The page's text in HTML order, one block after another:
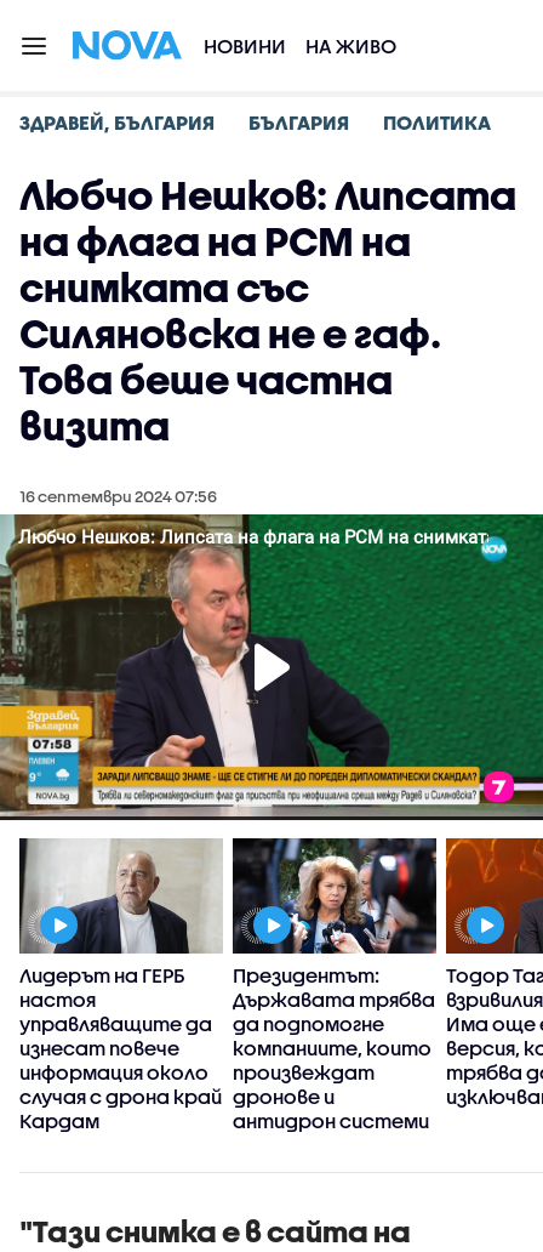
НОВИНИ НА ЖИВО
ЗДРАВЕЙ, БЪЛГАРИЯ БЪЛГАРИЯ ПОЛИТИКА
Любчо Нешков: Липсата
на флага на РСМ на
снимката със
Силяновска не е гаф.
Това беше частна
визита
16 септември 2024 07:56
Лидерът на ГЕРБ
настоя
управляващите да
изнесат повече
информация около
случая с дрона край
Кардам
Президентът:
Държавата трябва
да подпомогне
компаниите, които
произвеждат
дронове и
антидрон системи
Тодор
Има още
версия,
трябва
"Тази снимка е в сайта на